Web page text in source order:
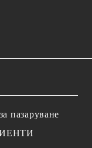
пазаруване